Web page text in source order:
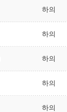
하의
하의
하의
하의
하의